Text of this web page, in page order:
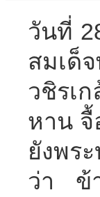
วันที่
สมเด็
วชิรเ
หาน จื้
ยังพร
ว่า ข้า